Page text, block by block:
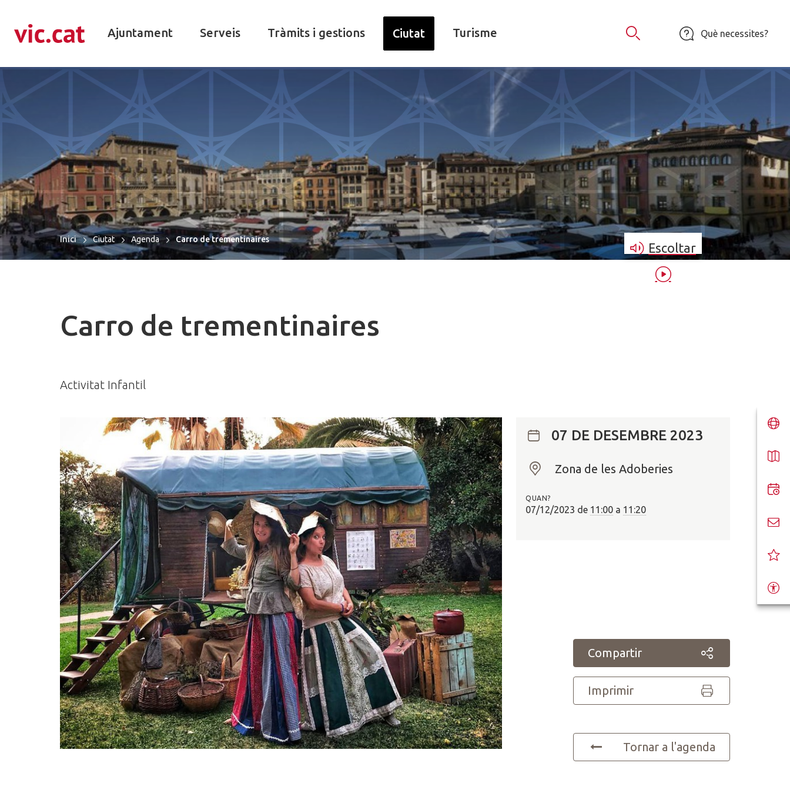
Obrir Cercador
Què necessites?
Ajuntament Serveis Tràmits i gestions Ciutat Turisme
Escoltar
Inici Ciutat Agenda Carro de trementinaires
Carro de trementinaires
Activitat Infantil
07 DE DESEMBRE 2023
O
?
Zona de les Adoberies
QUAN?
07/12/2023 de 11:00 a 11:20
Compartir
Imprimir
Tornar a l'agenda